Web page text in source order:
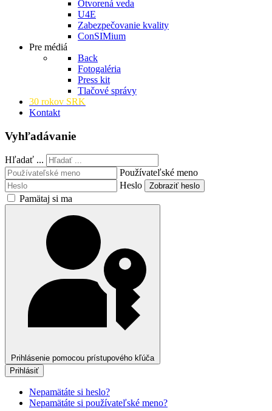
Otvorená veda
U4E
Zabezpečovanie kvality
ConSIMium
Pre médiá
Back
Fotogaléria
Press kit
Tlačové správy
30 rokov SRK
Kontakt
Vyhľadávanie
Hľadať ...
Používateľské meno
Heslo
Zobraziť heslo
Pamätaj si ma
Prihlásenie pomocou prístupového kľúča
Prihlásiť
Nepamätáte si heslo?
Nepamätáte si používateľské meno?